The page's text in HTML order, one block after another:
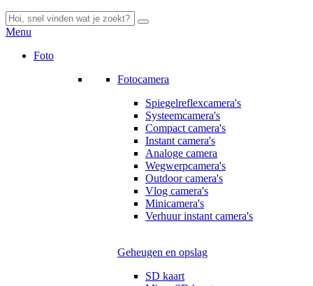
Menu
Foto
Fotocamera
Spiegelreflexcamera's
Systeemcamera's
Compact camera's
Instant camera's
Analoge camera
Wegwerpcamera's
Outdoor camera's
Vlog camera's
Minicamera's
Verhuur instant camera's
Geheugen en opslag
SD kaart